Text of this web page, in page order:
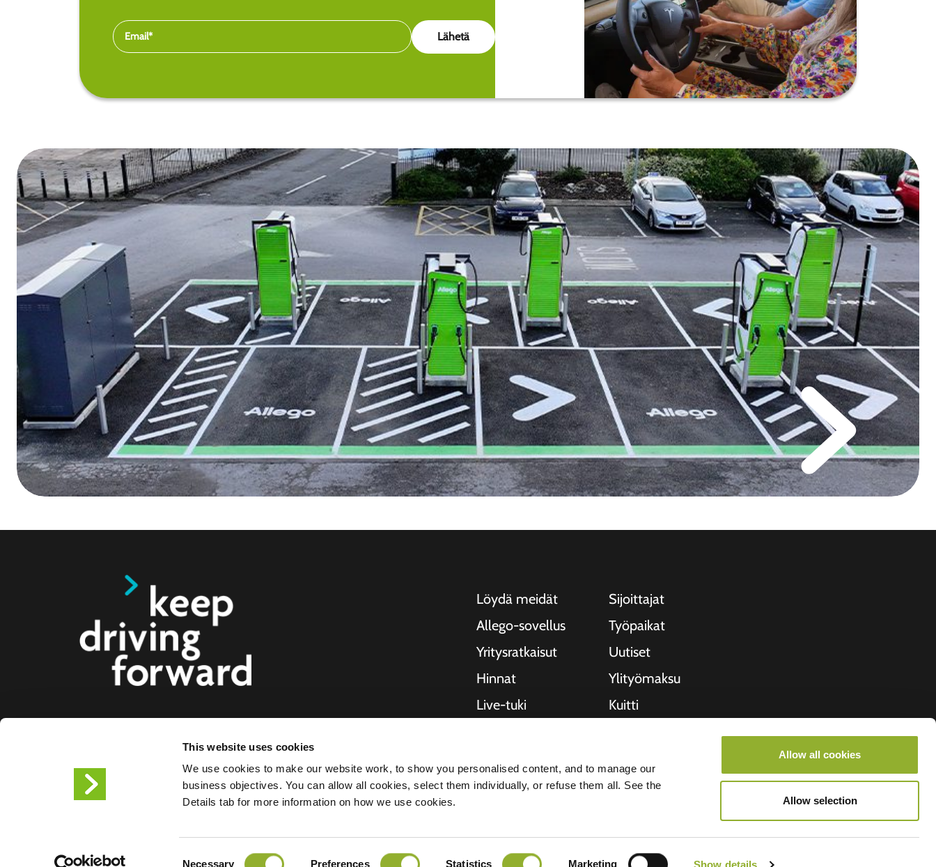
This website uses cookies
We use cookies to make our website work, to show you personalised content, and to manage our
business objectives. You can allow all cookies, select them individually, or refuse them all. See the
Details tab for more information on how we use cookies.
Necessary Preferences Statistics Marketing Show details
Allow all cookies
Allow selection
busseille ja kuorma-autoille kuluttajille, yrityksille ja kaupungeille.
Kokonaisvaltaiset latausratkaisumme helpottavat yrityksiä ja
kaupunkeja tarjoamaan sähköautoilijoiden tarvitsemaa
infrastruktuuria, ja tuotteidemme skaalautuvuus tekee meistä
Löydä meidät
Allego-sovellus
Yritysratkaisut
Hinnat
Live-tuki
Sijoittajat
Työpaikat
Uutiset
Ylityömaksu
Kuitti